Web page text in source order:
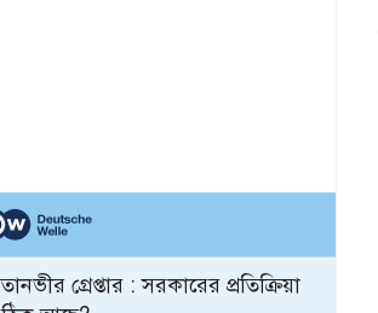
তানভীর গ্রেপ্তার : সরকারের প্রতিক্রিয়া